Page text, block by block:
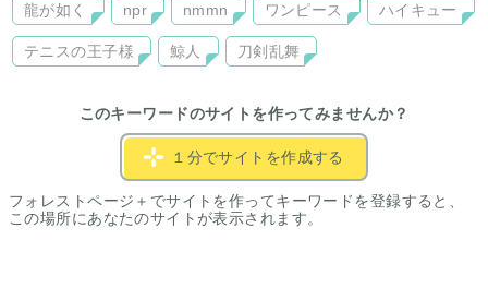
龍が如く npr nmmn ワンピース ハイキュー
テニスの王子様 鯨人 刀剣乱舞
このキーワードのサイトを作ってみませんか？
１分でサイトを作成する
フォレストページ＋でサイトを作ってキーワードを登録すると、
この場所にあなたのサイトが表示されます。